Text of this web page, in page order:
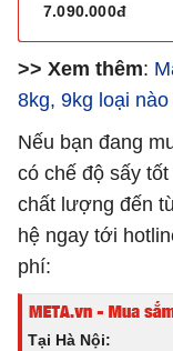
Inverter
6kg)
7.090.000đ
>> Xem thêm:
8kg, 9kg loại nào
Nếu bạn đang
có chế độ sấy
chất lượng đến
hệ ngay tới
phí:
Tại Hà Nội: